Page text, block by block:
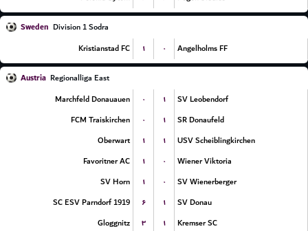
Sweden Division 1 Sodra
Kristianstad FC
۱ ۰ Angelholms FF
Austria Regionalliga East
Marchfeld Donauauen
۰ ۱
SV Leobendorf
FCM Traiskirchen
۰ ۱
SR Donaufeld
Oberwart
۱ ۱
USV Scheiblingkirchen
Favoritner AC
۱ ۰
Wiener Viktoria
SV Horn
۱ ۰
SV Wienerberger
SC ESV Parndorf 1919
۶ ۱
SV Donau
Gloggnitz
۳ ۱ Kremser SC